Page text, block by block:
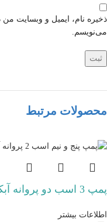
ذخیره نام، ایمیل و وبسایت من
می‌نویسم.
محصولات مرتبط
پمپ 3 اسب دو پروانه آبکو مدل CBT310
اطلاعات بیشتر